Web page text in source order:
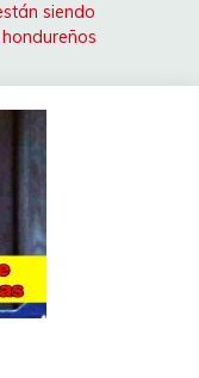
siendo